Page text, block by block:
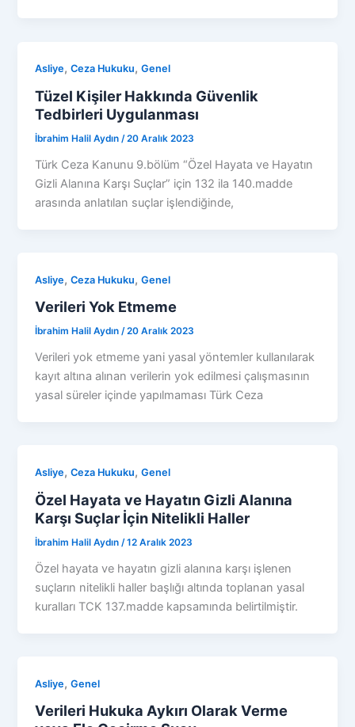
Asliye,Ceza Hukuku,Genel
Tüzel Kişiler Hakkında Güvenlik
Tedbirleri Uygulanması
İbrahim Halil Aydın/20 Aralık 2023
Türk Ceza Kanunu 9.bölüm “Özel Hayata ve Hayatın
Gizli Alanına Karşı Suçlar” için 132 ila 140.madde
arasında anlatılan suçlar işlendiğinde,
Asliye,Ceza Hukuku,Genel
Verileri Yok Etmeme
İbrahim Halil Aydın/20 Aralık 2023
Verileri yok etmeme yani yasal yöntemler kullanılarak
kayıt altına alınan verilerin yok edilmesi çalışmasının
yasal süreler içinde yapılmaması Türk Ceza
Asliye,Ceza Hukuku,Genel
Özel Hayata ve Hayatın Gizli Alanına
Karşı Suçlar İçin Nitelikli Haller
İbrahim Halil Aydın /12 Aralık 2023
Özel hayata ve hayatın gizli alanına karşı işlenen
suçların nitelikli haller başlığı altında toplanan yasal
kuralları TCK 137.madde kapsamında belirtilmiştir.
Asliye,Genel
Verileri Hukuka Aykırı Olarak Verme